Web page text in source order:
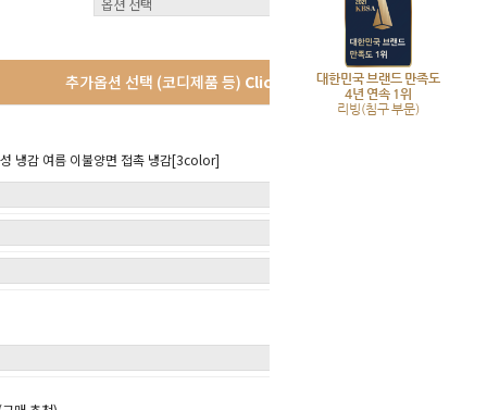
대한민국 브랜드 만족도
4년 연속 1위
리빙(침구 부문)
추가옵션 선택 (코디제품 등) Click!
냉감 여름 이불양면 접촉 냉감[3color]